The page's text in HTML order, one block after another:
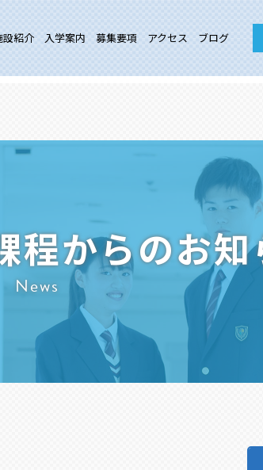
設紹介 入学案内 募集要項 アクセス ブログ
程からのお知
News